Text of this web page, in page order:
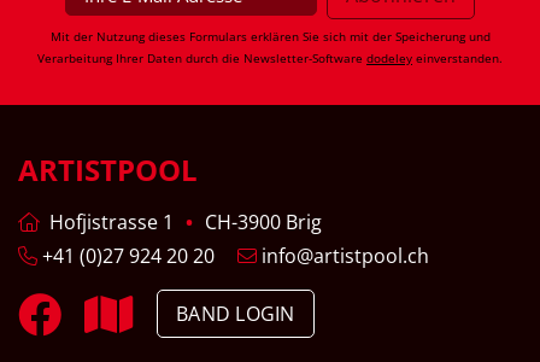
Mit der Nutzung dieses Formulars erklären Sie sich mit der Speicherung und
Verarbeitung Ihrer Daten durch die Newsletter-Software dodeley einverstanden.
ARTISTPOOL
Hofjistrasse 1
CH-3900 Brig
+41 (0)27 924 20 20
info@artistpool.ch
BAND LOGIN